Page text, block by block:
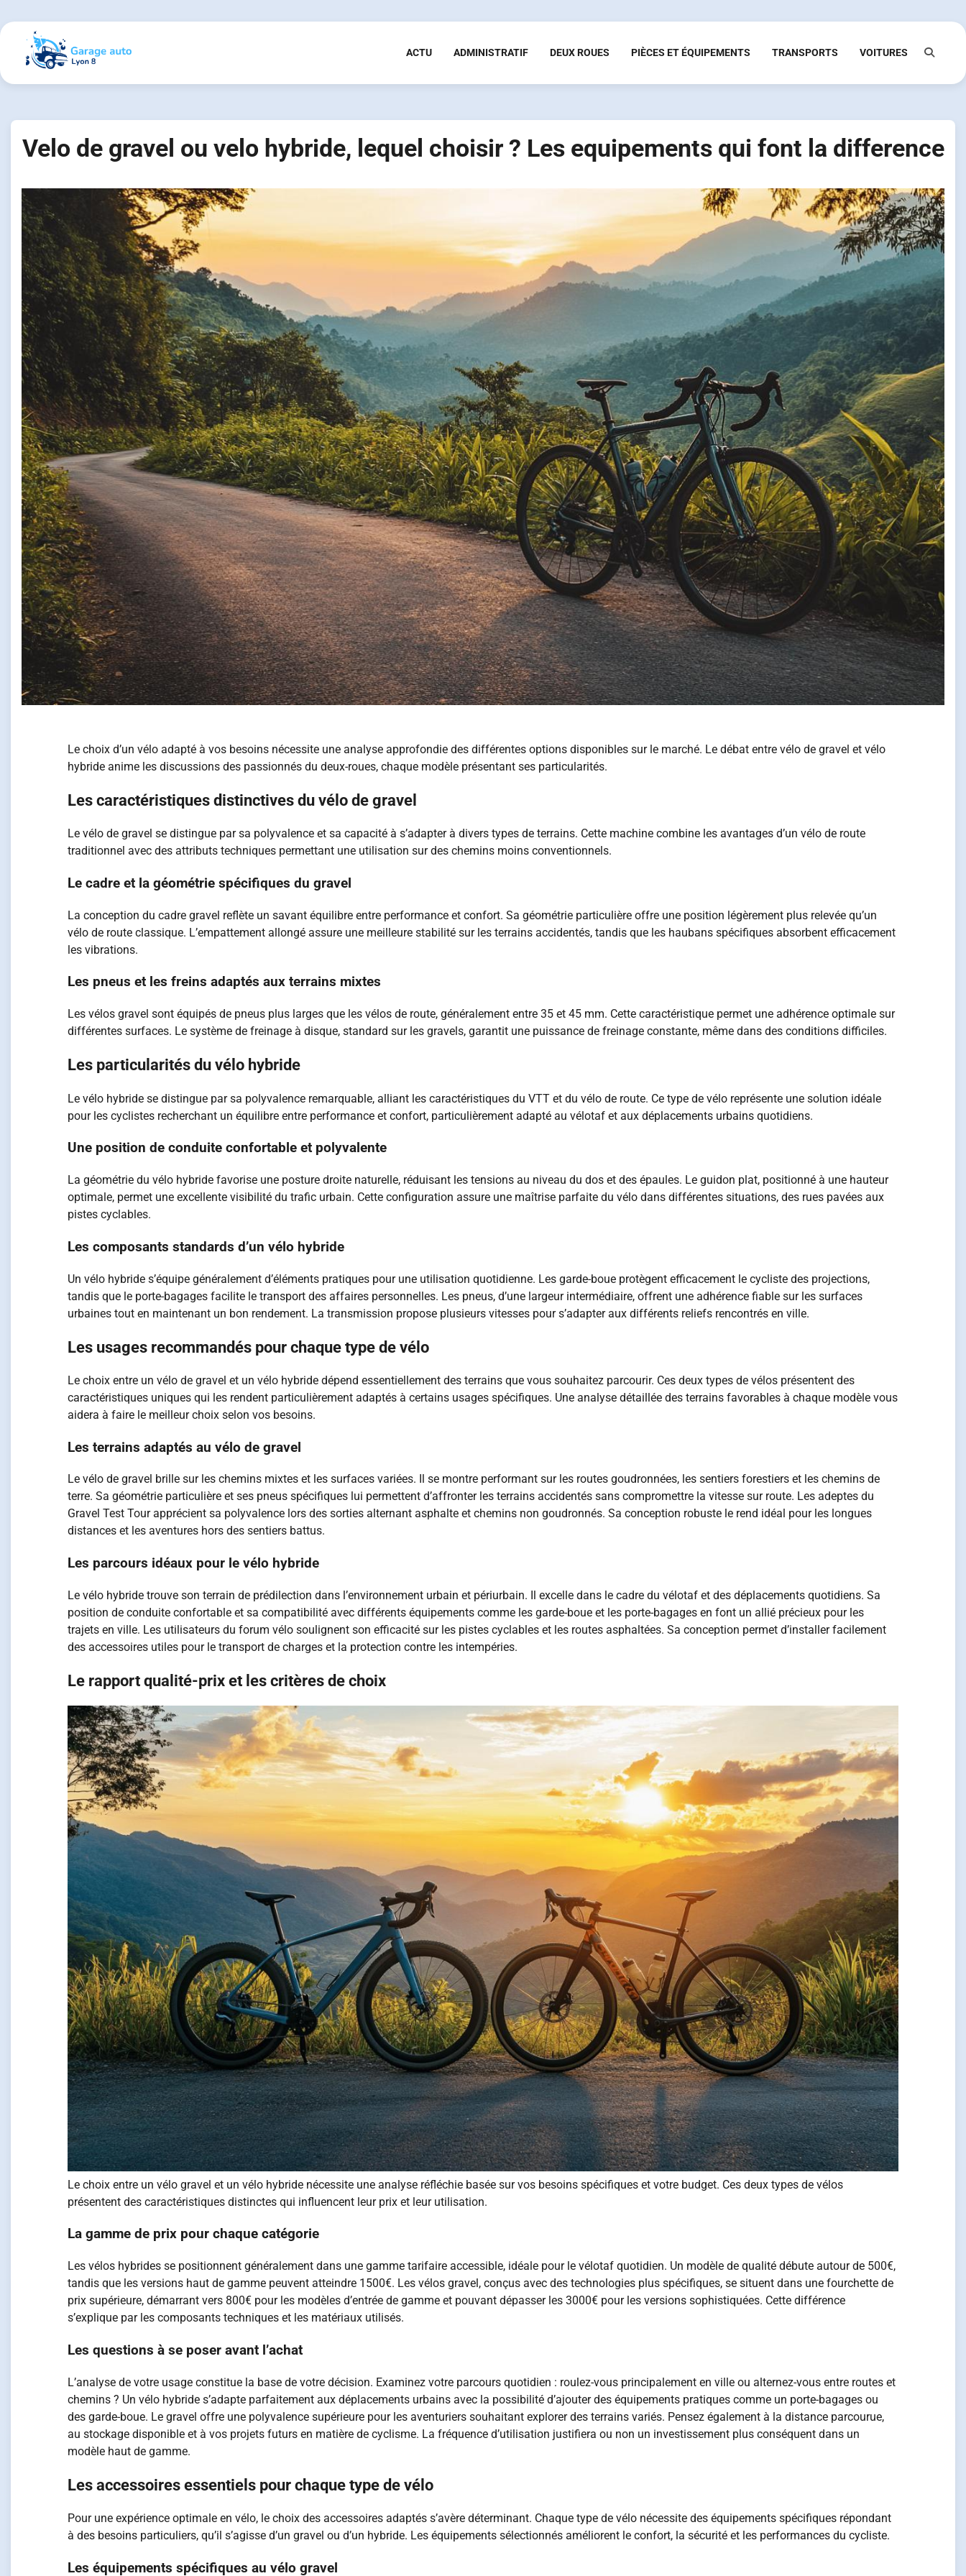
to
content
ACTU ADMINISTRATIF DEUX ROUES PIÈCES ET ÉQUIPEMENTS TRANSPORTS VOITURES
Velo de gravel ou velo hybride, lequel choisir ? Les equipements qui font la difference
Le choix d’un vélo adapté à vos besoins nécessite une analyse approfondie des différentes options disponibles sur le marché. Le débat entre vélo de gravel et vélo
hybride anime les discussions des passionnés du deux-roues, chaque modèle présentant ses particularités.
Les caractéristiques distinctives du vélo de gravel
Le vélo de gravel se distingue par sa polyvalence et sa capacité à s’adapter à divers types de terrains. Cette machine combine les avantages d’un vélo de route
traditionnel avec des attributs techniques permettant une utilisation sur des chemins moins conventionnels.
Le cadre et la géométrie spécifiques du gravel
La conception du cadre gravel reflète un savant équilibre entre performance et confort. Sa géométrie particulière offre une position légèrement plus relevée qu’un
vélo de route classique. L’empattement allongé assure une meilleure stabilité sur les terrains accidentés, tandis que les haubans spécifiques absorbent efficacement
les vibrations.
Les pneus et les freins adaptés aux terrains mixtes
Les vélos gravel sont équipés de pneus plus larges que les vélos de route, généralement entre 35 et 45 mm. Cette caractéristique permet une adhérence optimale sur
différentes surfaces. Le système de freinage à disque, standard sur les gravels, garantit une puissance de freinage constante, même dans des conditions difficiles.
Les particularités du vélo hybride
Le vélo hybride se distingue par sa polyvalence remarquable, alliant les caractéristiques du VTT et du vélo de route. Ce type de vélo représente une solution idéale
pour les cyclistes recherchant un équilibre entre performance et confort, particulièrement adapté au vélotaf et aux déplacements urbains quotidiens.
Une position de conduite confortable et polyvalente
La géométrie du vélo hybride favorise une posture droite naturelle, réduisant les tensions au niveau du dos et des épaules. Le guidon plat, positionné à une hauteur
optimale, permet une excellente visibilité du trafic urbain. Cette configuration assure une maîtrise parfaite du vélo dans différentes situations, des rues pavées aux
pistes cyclables.
Les composants standards d’un vélo hybride
Un vélo hybride s’équipe généralement d’éléments pratiques pour une utilisation quotidienne. Les garde-boue protègent efficacement le cycliste des projections,
tandis que le porte-bagages facilite le transport des affaires personnelles. Les pneus, d’une largeur intermédiaire, offrent une adhérence fiable sur les surfaces
urbaines tout en maintenant un bon rendement. La transmission propose plusieurs vitesses pour s’adapter aux différents reliefs rencontrés en ville.
Les usages recommandés pour chaque type de vélo
Le choix entre un vélo de gravel et un vélo hybride dépend essentiellement des terrains que vous souhaitez parcourir. Ces deux types de vélos présentent des
caractéristiques uniques qui les rendent particulièrement adaptés à certains usages spécifiques. Une analyse détaillée des terrains favorables à chaque modèle vous
aidera à faire le meilleur choix selon vos besoins.
Les terrains adaptés au vélo de gravel
Le vélo de gravel brille sur les chemins mixtes et les surfaces variées. Il se montre performant sur les routes goudronnées, les sentiers forestiers et les chemins de
terre. Sa géométrie particulière et ses pneus spécifiques lui permettent d’affronter les terrains accidentés sans compromettre la vitesse sur route. Les adeptes du
Gravel Test Tour apprécient sa polyvalence lors des sorties alternant asphalte et chemins non goudronnés. Sa conception robuste le rend idéal pour les longues
distances et les aventures hors des sentiers battus.
Les parcours idéaux pour le vélo hybride
Le vélo hybride trouve son terrain de prédilection dans l’environnement urbain et périurbain. Il excelle dans le cadre du vélotaf et des déplacements quotidiens. Sa
position de conduite confortable et sa compatibilité avec différents équipements comme les garde-boue et les porte-bagages en font un allié précieux pour les
trajets en ville. Les utilisateurs du forum vélo soulignent son efficacité sur les pistes cyclables et les routes asphaltées. Sa conception permet d’installer facilement
des accessoires utiles pour le transport de charges et la protection contre les intempéries.
Le rapport qualité-prix et les critères de choix
Le choix entre un vélo gravel et un vélo hybride nécessite une analyse réfléchie basée sur vos besoins spécifiques et votre budget. Ces deux types de vélos
présentent des caractéristiques distinctes qui influencent leur prix et leur utilisation.
La gamme de prix pour chaque catégorie
Les vélos hybrides se positionnent généralement dans une gamme tarifaire accessible, idéale pour le vélotaf quotidien. Un modèle de qualité débute autour de 500€,
tandis que les versions haut de gamme peuvent atteindre 1500€. Les vélos gravel, conçus avec des technologies plus spécifiques, se situent dans une fourchette de
prix supérieure, démarrant vers 800€ pour les modèles d’entrée de gamme et pouvant dépasser les 3000€ pour les versions sophistiquées. Cette différence
s’explique par les composants techniques et les matériaux utilisés.
Les questions à se poser avant l’achat
L’analyse de votre usage constitue la base de votre décision. Examinez votre parcours quotidien : roulez-vous principalement en ville ou alternez-vous entre routes et
chemins ? Un vélo hybride s’adapte parfaitement aux déplacements urbains avec la possibilité d’ajouter des équipements pratiques comme un porte-bagages ou
des garde-boue. Le gravel offre une polyvalence supérieure pour les aventuriers souhaitant explorer des terrains variés. Pensez également à la distance parcourue,
au stockage disponible et à vos projets futurs en matière de cyclisme. La fréquence d’utilisation justifiera ou non un investissement plus conséquent dans un
modèle haut de gamme.
Les accessoires essentiels pour chaque type de vélo
Pour une expérience optimale en vélo, le choix des accessoires adaptés s’avère déterminant. Chaque type de vélo nécessite des équipements spécifiques répondant
à des besoins particuliers, qu’il s’agisse d’un gravel ou d’un hybride. Les équipements sélectionnés améliorent le confort, la sécurité et les performances du cycliste.
Les équipements spécifiques au vélo gravel